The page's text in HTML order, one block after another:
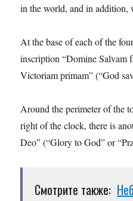
in the world, and in addition,
At the base of each of the
inscription “Domine Salvam
Victoriam primam” (“God
Around the perimeter of the
right of the clock, there is
Deo” (“Glory to God” or
Смотрите также: